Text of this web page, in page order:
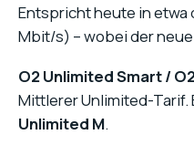
Entspricht heute in etwa
Mbit/s) – wobei der
O2 Unlimited Smart /
Mittlerer Unlimited-
Unlimited M.